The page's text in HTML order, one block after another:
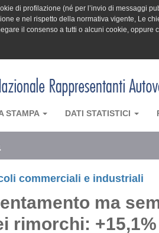
di profilazione (né per l’invio di messaggi
e nel rispetto della normativa vigente, Le
il consenso a tutti o alcuni cookie,
STAMPA DATI STATISTICI
commerciali e industriali
ma
rimorchi: